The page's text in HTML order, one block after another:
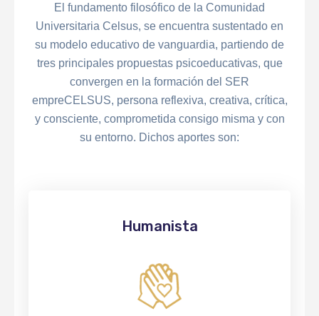
El fundamento filosófico de la Comunidad
Universitaria Celsus, se encuentra sustentado en
su modelo educativo de vanguardia, partiendo de
tres principales propuestas psicoeducativas, que
convergen en la formación del SER
empreCELSUS, persona reflexiva, creativa, crítica,
y consciente, comprometida consigo misma y con
su entorno. Dichos aportes son:
Humanista